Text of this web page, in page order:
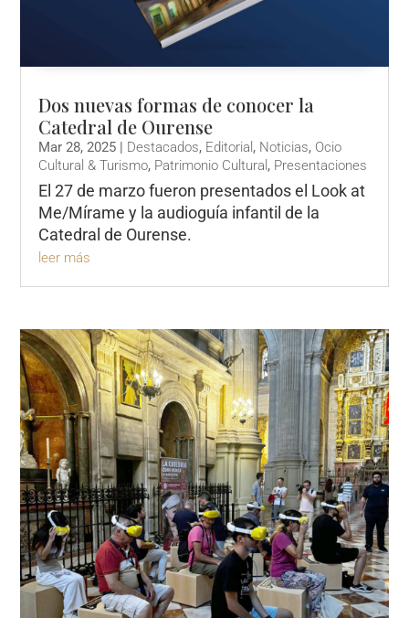
Dos nuevas formas de conocer la
Catedral de Ourense
Mar 28, 2025 | Destacados, Editorial , Noticias, Ocio
Cultural & Turismo, Patrimonio Cultural , Presentaciones
El 27 de marzo fueron presentados el Look at
Me/Mírame y la audioguía infantil de la
Catedral de Ourense.
leer más